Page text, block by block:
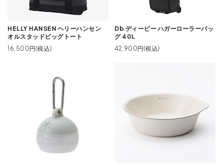
HELLY HANSEN ヘリーハンセン
オルスタッドビッグトート
16,500円(税込)
Db ディービー ハガーローラーバッ
グ 40L
42,900円(税込)